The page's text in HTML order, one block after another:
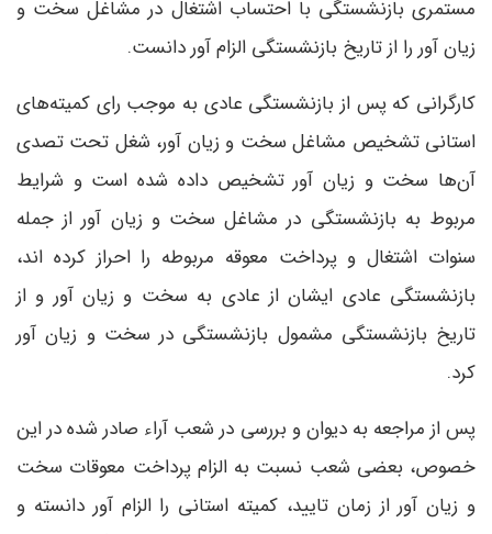
مستمری بازنشستگی با احتساب اشتغال در مشاغل سخت و
زیان آور را از تاریخ بازنشستگی الزام آور دانست.
کارگرانی که پس از بازنشستگی عادی به موجب رای کمیته‌های
استانی تشخیص مشاغل سخت و زیان آور، شغل تحت تصدی
آن‌ها سخت و زیان آور تشخیص داده شده است و شرایط
مربوط به بازنشستگی در مشاغل سخت و زیان آور از جمله
سنوات اشتغال و پرداخت معوقه مربوطه را احراز کرده اند،
بازنشستگی عادی ایشان از عادی به سخت و زیان آور و از
تاریخ بازنشستگی مشمول بازنشستگی در سخت و زیان آور
کرد.
پس از مراجعه به دیوان و بررسی در شعب آراء صادر شده در این
خصوص، بعضی شعب نسبت به الزام پرداخت معوقات سخت
و زیان آور از زمان تایید، کمیته استانی را الزام آور دانسته و